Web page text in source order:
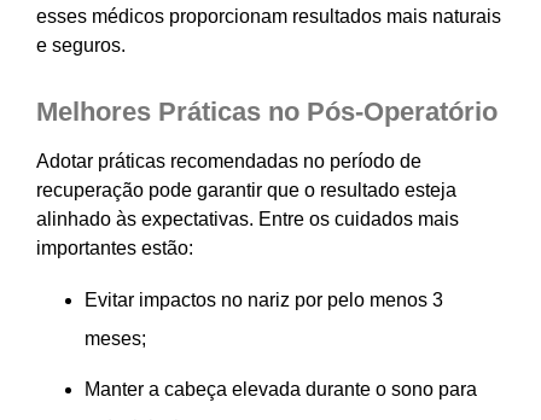
esses médicos proporcionam resultados mais naturais
e seguros.
Melhores Práticas no Pós-Operatório
Adotar práticas recomendadas no período de
recuperação pode garantir que o resultado esteja
alinhado às expectativas. Entre os cuidados mais
importantes estão:
Evitar impactos no nariz por pelo menos 3
meses;
Manter a cabeça elevada durante o sono para